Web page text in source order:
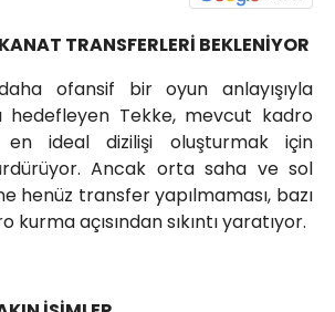
TRANSFERLERİ BEKLENİYOR
ofansif bir oyun anlayışıyla
hedefleyen Tekke, mevcut kadro
en ideal dizilişi oluşturmak için
Ancak orta saha ve sol
henüz transfer yapılmaması, bazı
açısından sıkıntı yaratıyor.